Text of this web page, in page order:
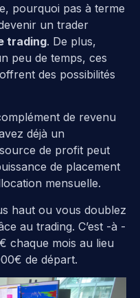
pourquoi pas à terme
un trader
trading. De plus,
peu de temps, ces
des possibilités
de revenu
déjà un
de profit peut
de placement
mensuelle.
haut ou vous doublez
au trading. C’est -à -
chaque mois au lieu
de départ.